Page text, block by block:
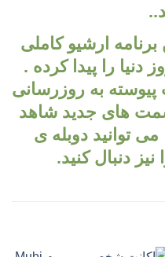
ارشیو کاملی
دنیا را پیدا کرده .
به روزرسانی
های جدید شاهد
توانید دوبله ی
نیز دنبال کنید.